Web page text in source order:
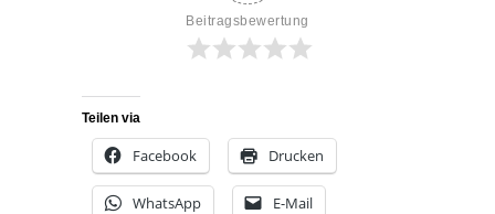
Beitragsbewertung
Teilen via
Facebook Drucken
WhatsApp E-Mail